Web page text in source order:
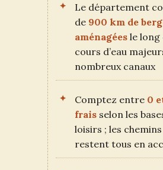
Le département
de 900 km de
aménagées le long
cours d’eau
nombreux canaux
Comptez entre 0
frais selon les
loisirs ; les
restent tous en